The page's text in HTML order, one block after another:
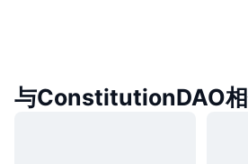
与ConstitutionDAO相